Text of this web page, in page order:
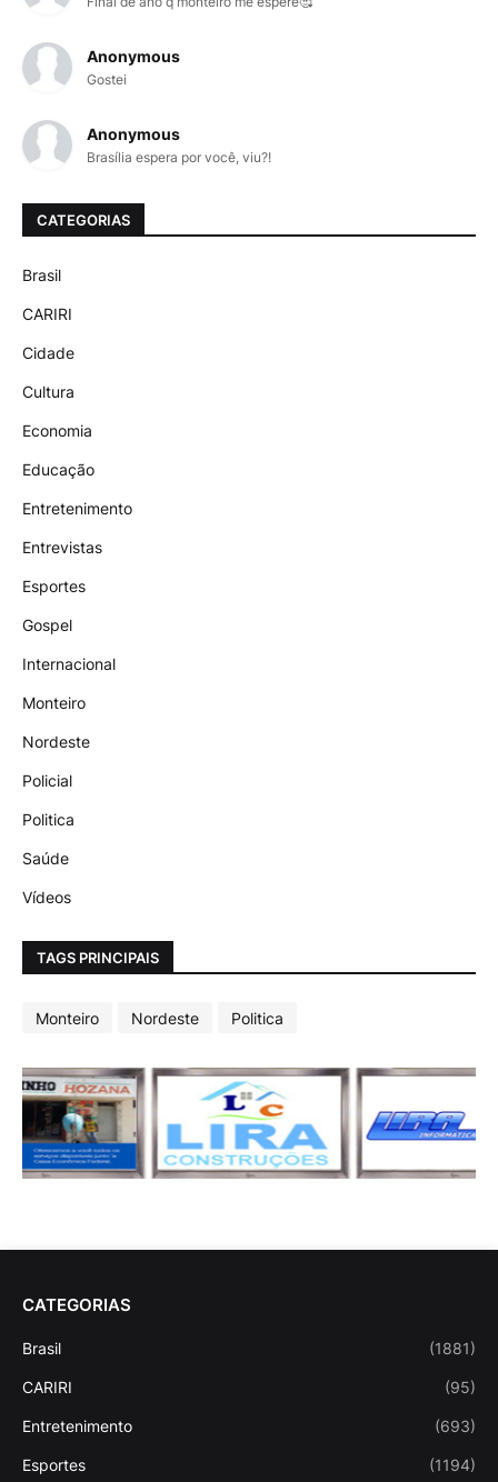
Anonymous
Gostei
Anonymous
Brasília espera por você, viu?!
CATEGORIAS
Brasil
CARIRI
Cidade
Cultura
Economia
Educação
Entretenimento
Entrevistas
Esportes
Gospel
Internacional
Monteiro
Nordeste
Policial
Politica
Saúde
Vídeos
TAGS PRINCIPAIS
Monteiro Nordeste Politica
CATEGORIAS
Brasil (1881)
CARIRI (95)
Entretenimento (693)
Esportes (1194)